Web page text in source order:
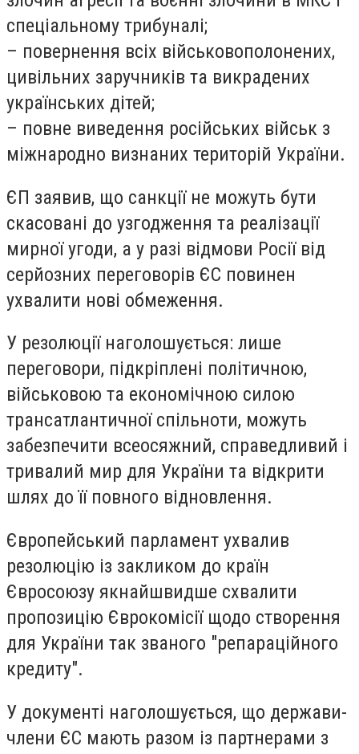
спеціальному трибуналі;
– повернення всіх військовополонених,
цивільних заручників та викрадених
українських дітей;
– повне виведення російських військ з
міжнародно визнаних територій України.
ЄП заявив, що санкції не можуть бути
скасовані до узгодження та реалізації
мирної угоди, а у разі відмови Росії від
серйозних переговорів ЄС повинен
ухвалити нові обмеження.
У резолюції наголошується: лише
переговори, підкріплені політичною,
військовою та економічною силою
трансатлантичної спільноти, можуть
забезпечити всеосяжний, справедливий і
тривалий мир для України та відкрити
шлях до її повного відновлення.
Європейський парламент ухвалив
резолюцію із закликом до країн
Євросоюзу якнайшвидше схвалити
пропозицію Єврокомісії щодо створення
для України так званого "репараційного
кредиту".
У документі наголошується, що держави-
члени ЄС мають разом із партнерами з